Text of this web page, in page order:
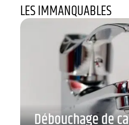
LES IMMANQUABLES
Débouchage de